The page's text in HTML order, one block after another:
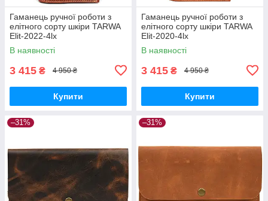
Гаманець ручної роботи з
елітного сорту шкіри TARWA
Elit-2022-4lx
В наявності
3 415 ₴ 4 950 ₴
Купити
Гаманець ручної роботи з
елітного сорту шкіри TARWA
Elit-2020-4lx
В наявності
3 415 ₴ 4 950 ₴
Купити
–31% –31%